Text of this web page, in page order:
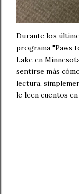
Durante los
programa "Paws
Lake en
sentirse más
lectura,
le leen cuentos